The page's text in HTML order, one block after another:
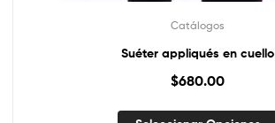
Catálogos
Suéter appliqués en cuello
$680.00